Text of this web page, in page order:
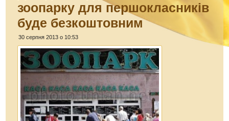
зоопарку для першокласників
буде безкоштовним
30 серпня 2013 о 10:53